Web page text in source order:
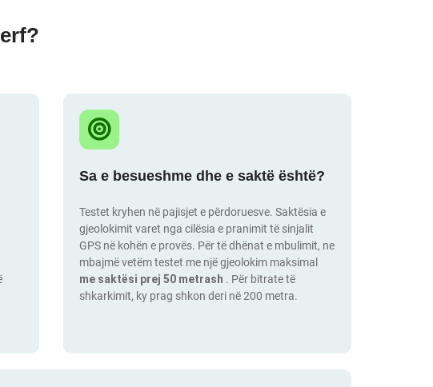
Sa e besueshme dhe e saktë është?
Testet kryhen në pajisjet e përdoruesve. Saktësia e
gjeolokimit varet nga cilësia e pranimit të sinjalit
GPS në kohën e provës. Për të dhënat e mbulimit, ne
mbajmë vetëm testet me një gjeolokim maksimal
me saktësi prej 50 metrash . Për bitrate të
shkarkimit, ky prag shkon deri në 200 metra.